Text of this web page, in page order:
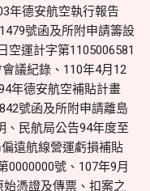
年德安航空執行報告
號函及所附申請籌設
空運計字第1105006581
議紀錄、110年4月12
年德安航空補貼計畫
號函及所附申請離島
、民航局公告94年度至
遠航線營運虧損補貼
0000000號、107年9月
憑證及傳票、扣案之